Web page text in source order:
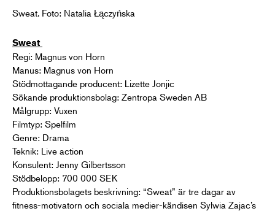
Sweat. Foto: Natalia Łączyńska
Sweat
Regi: Magnus von Horn
Manus: Magnus von Horn
Stödmottagande producent: Lizette Jonjic
Sökande produktionsbolag: Zentropa Sweden AB
Målgrupp: Vuxen
Filmtyp: Spelfilm
Genre: Drama
Teknik: Live action
Konsulent: Jenny Gilbertsson
Stödbelopp: 700 000 SEK
Produktionsbolagets beskrivning: “Sweat” är tre dagar av
fitness-motivatorn och sociala medier-kändisen Sylwia Zajac’s